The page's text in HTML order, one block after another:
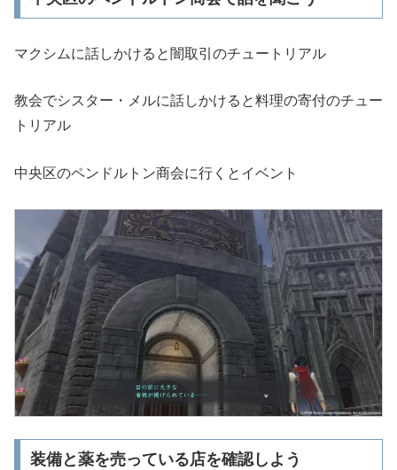
マクシムに話しかけると闇取引のチュートリアル
教会でシスター・メルに話しかけると料理の寄付のチュー
トリアル
中央区のペンドルトン商会に行くとイベント
装備と薬を売っている店を確認しよう